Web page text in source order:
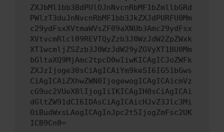
ZXJbMl1bb3BdPUlOJnNvcnRbMF1bZmllbGRd
PWlzT3duJnNvcnRbMF1bb3JkZXJdPURFU0Mm
c29ydFsxXVtmaWVsZF09aXNUb3Amc29ydFsx
XVtvcmRlcl09REVTQyZzb3J0WzJdW2ZpZWxk
XT1wcmljZSZzb3J0WzJdW29yZGVyXT1BU0Mm
bGltaXQ9MjAmc2tpcD0wIiwKICAgICJoZWFk
ZXJzIjoge30sCiAgICAiYm9keSI6IG51bGws
CiAgICAiZXhwZWN0IjogewogICAgICAicmVz
cG9uc2VUeXBlIjogIiIKICAgIH0sCiAgICAi
dGltZW91dCI6IDAsCiAgICAicHJvZ3Jlc3Mi
OiBudWxsLAogICAgInJpc2t5IjogZmFsc2UK
ICB9Cn0=